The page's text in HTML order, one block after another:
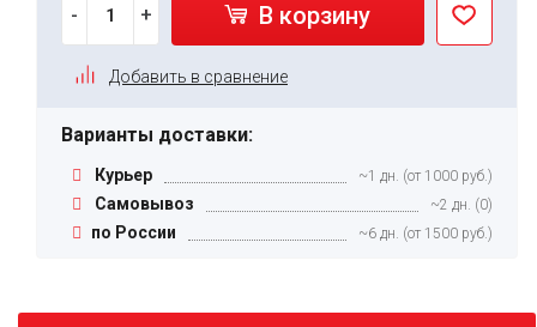
- + В корзину
Добавить в сравнение
Варианты доставки:
Курьер ~1 дн. (от 1000 руб.)
Самовывоз ~2 дн. (0)
по России ~6 дн. (от 1500 руб.)